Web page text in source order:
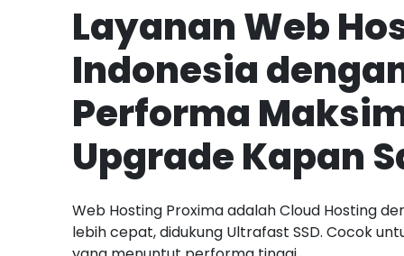
Layanan Web
Indonesia
Performa
Upgrade Kapan
Web Hosting Proxima adalah Cloud Hosting
lebih cepat, didukung Ultrafast SSD. Cocok